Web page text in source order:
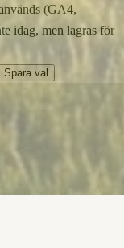
(GA4,
idag, men lagras för
Spara val